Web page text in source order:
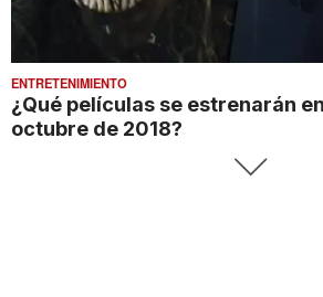
ENTRETENIMIENTO
¿Qué películas se estrenarán
octubre de 2018?